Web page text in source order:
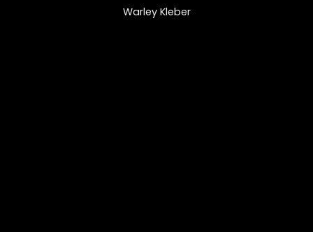
Warley Kleber